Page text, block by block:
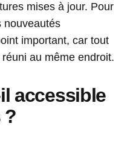
mises à jour. Pour
nouveautés
important, car tout
réuni au même endroit.
accessible
?